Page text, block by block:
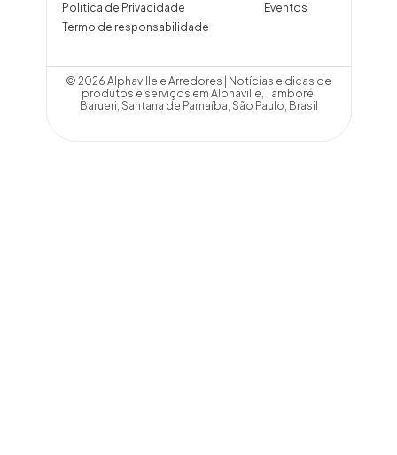
Eventos
Política de Privacidade
Termo de responsabilidade
© 2026 Alphaville e Arredores | Notícias e dicas de
produtos e serviços em Alphaville, Tamboré,
Barueri, Santana de Parnaíba, São Paulo, Brasil